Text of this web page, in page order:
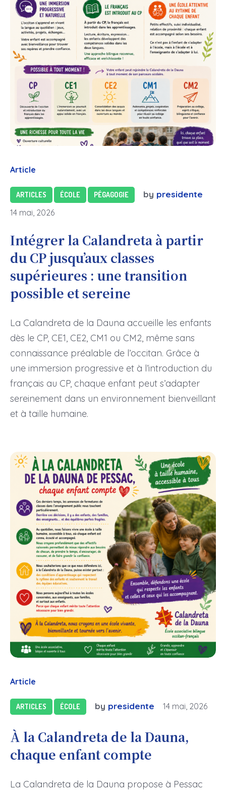
Article
ARTICLES ÉCOLE PÉGAGOGIE by presidente
14 mai, 2026
Intégrer la Calandreta à partir
du CP jusqu’aux classes
supérieures : une transition
possible et sereine
La Calandreta de la Dauna accueille les enfants
dès le CP, CE1, CE2, CM1 ou CM2, même sans
connaissance préalable de l’occitan. Grâce à
une immersion progressive et à l’introduction du
français au CP, chaque enfant peut s’adapter
sereinement dans un environnement bienveillant
et à taille humaine.
Article
ARTICLES ÉCOLE by presidente 14 mai, 2026
À la Calandreta de la Dauna,
chaque enfant compte
La Calandreta de la Dauna propose à Pessac